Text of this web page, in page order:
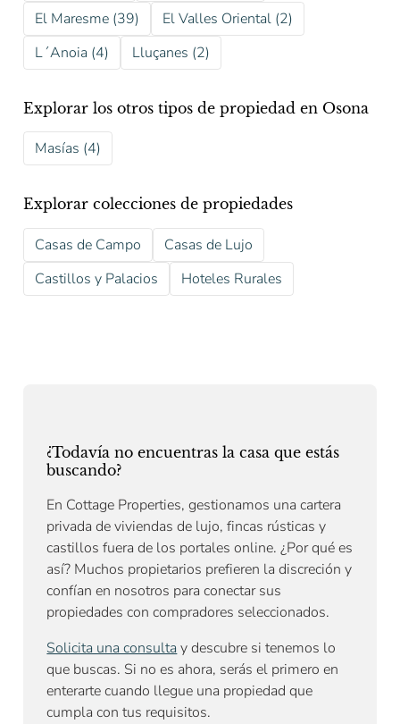
El Maresme (39)
El Valles Oriental (2)
L´Anoia (4)
Lluçanes (2)
Explorar los otros tipos de propiedad en Osona
Masías (4)
Explorar colecciones de propiedades
Casas de Campo
Casas de Lujo
Castillos y Palacios
Hoteles Rurales
¿Todavía no encuentras la casa que estás
buscando?
En Cottage Properties, gestionamos una cartera
privada de viviendas de lujo, fincas rústicas y
castillos fuera de los portales online. ¿Por qué es
así? Muchos propietarios prefieren la discreción y
confían en nosotros para conectar sus
propiedades con compradores seleccionados.
Solicita una consultay descubre si tenemos lo
que buscas. Si no es ahora, serás el primero en
enterarte cuando llegue una propiedad que
cumpla con tus requisitos.